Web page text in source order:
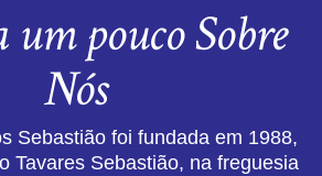
um pouco Sobre
Nós
Sebastião foi fundada em 1988,
Tavares Sebastião, na freguesia